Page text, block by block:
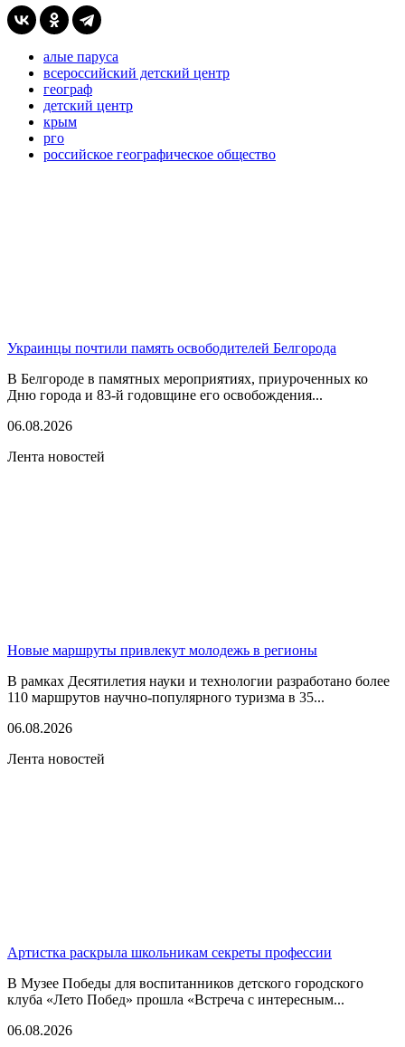
алые паруса
всероссийский детский центр
географ
детский центр
крым
рго
российское географическое общество
Украинцы почтили память освободителей Белгорода
В Белгороде в памятных мероприятиях, приуроченных ко
Дню города и 83-й годовщине его освобождения...
06.08.2026
Лента новостей
Новые маршруты привлекут молодежь в регионы
В рамках Десятилетия науки и технологии разработано более
110 маршрутов научно-популярного туризма в 35...
06.08.2026
Лента новостей
Артистка раскрыла школьникам секреты профессии
В Музее Победы для воспитанников детского городского
клуба «Лето Побед» прошла «Встреча с интересным...
06.08.2026